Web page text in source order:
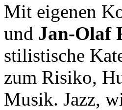
Mit eigenen
und Jan-Olaf
stilistische
zum Risiko,
Musik. Jazz,